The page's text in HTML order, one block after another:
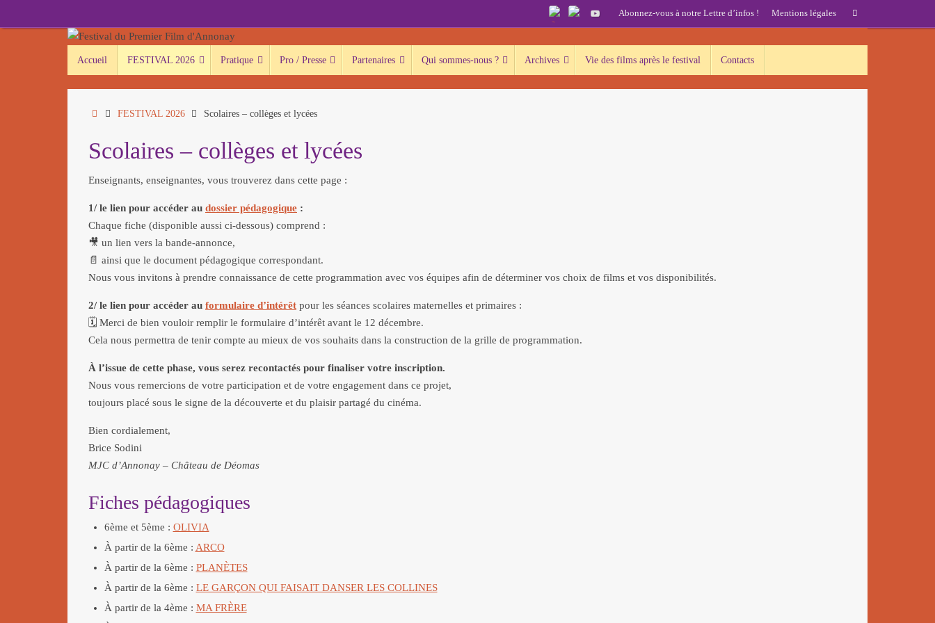
au
Abonnez-vous à notre Lettre d’infos ! Mentions légales
pour
Rechercher
Accueil FESTIVAL 2026 Pratique Pro / Presse Partenaires Qui sommes-nous ? Archives Vie des films après le festival Contacts
AccueilFESTIVAL 2026 Scolaires – collèges et lycées
Scolaires – collèges et lycées
Enseignants, enseignantes, vous trouverez dans cette page :
1/ le lien pour accéder au dossier pédagogique :
Chaque fiche (disponible aussi ci-dessous) comprend :
🎥 un lien vers la bande-annonce,
📄 ainsi que le document pédagogique correspondant.
Nous vous invitons à prendre connaissance de cette programmation avec vos équipes afin de déterminer vos choix de films et vos disponibilités.
2/ le lien pour accéder au formulaire d’intérêt pour les séances scolaires maternelles et primaires :
🗓️ Merci de bien vouloir remplir le formulaire d’intérêt avant le 12 décembre.
Cela nous permettra de tenir compte au mieux de vos souhaits dans la construction de la grille de programmation.
À l’issue de cette phase, vous serez recontactés pour finaliser votre inscription.
Nous vous remercions de votre participation et de votre engagement dans ce projet,
toujours placé sous le signe de la découverte et du plaisir partagé du cinéma.
Bien cordialement,
Brice Sodini
MJC d’Annonay – Château de Déomas
Fiches pédagogiques
6ème et 5ème : OLIVIA
À partir de la 6ème : ARCO
À partir de la 6ème : PLANÈTES
À partir de la 6ème : LE GARÇON QUI FAISAIT DANSER LES COLLINES
À partir de la 4ème : MA FRÈRE